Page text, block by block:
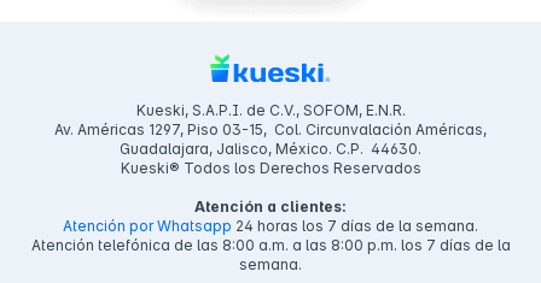
Kueski, S.A.P.I. de C.V., SOFOM, E.N.R.
Av. Américas 1297, Piso 03-15, Col. Circunvalación Américas,
Guadalajara, Jalisco, México. C.P. 44630.
Kueski® Todos los Derechos Reservados
Atención a clientes:
Atención por Whatsapp 24 horas los 7 días de la semana.
Atención telefónica de las 8:00 a.m. a las 8:00 p.m. los 7 días de la
semana.